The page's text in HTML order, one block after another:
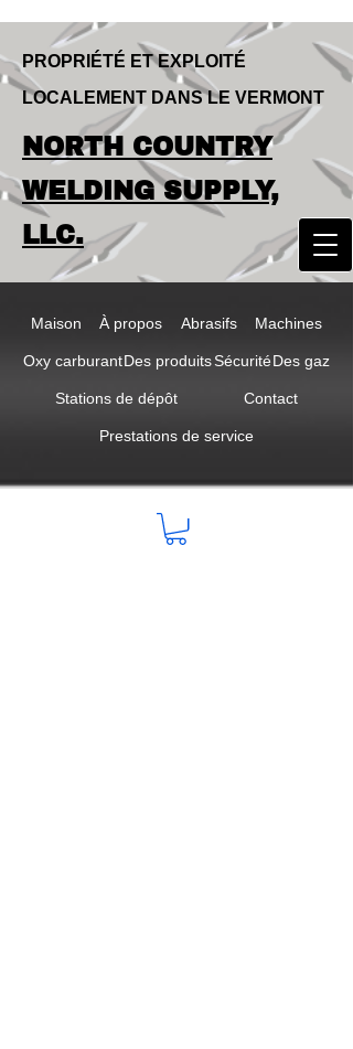
LOCALLY OWNED & OPERATED IN
VERMONT
NORTH COUNTRY
WELDING SUPPLY,
LLC
PROPRIÉTÉ ET EXPLOITÉ
LOCALEMENT DANS LE VERMONT
NORTH COUNTRY
WELDING SUPPLY,
LLC.
Maison À propos Abrasifs Machines
Oxy carburantDes produitsSécuritéDes gaz
Stations de dépôt Contact
Prestations de service